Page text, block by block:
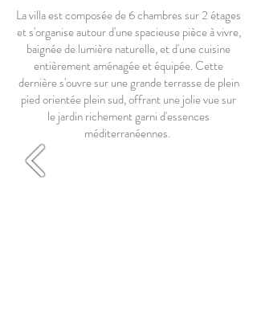
La villa est composée de 6 chambres sur 2 étages
et s'organise autour d'une spacieuse pièce à vivre,
baignée de lumière naturelle, et d'une cuisine
entièrement aménagée et équipée. Cette
dernière s'ouvre sur une grande terrasse de plein
pied orientée plein sud, offrant une jolie vue sur
le jardin richement garni d'essences
méditerranéennes.